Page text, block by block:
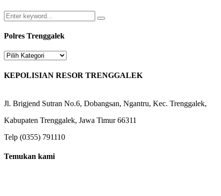
Search
for:
Search
Polres Trenggalek
Polres
KEPOLISIAN RESOR TRENGGALEK
Jl. Brigjend Sutran No.6, Dobangsan, Ngantru, Kec. Trenggalek,
Kabupaten Trenggalek, Jawa Timur 66311
Telp (0355) 791110
Temukan kami